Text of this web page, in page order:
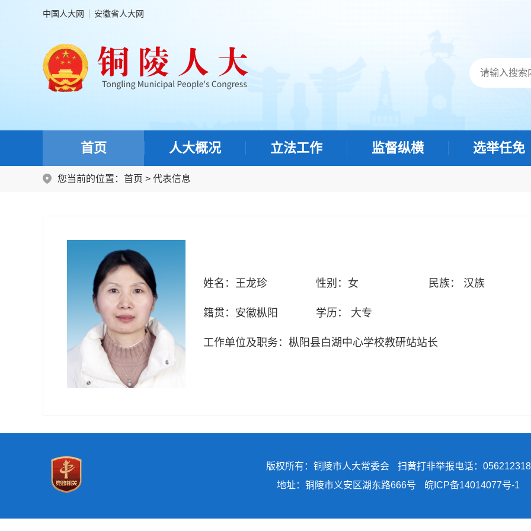
中国人大网 安徽省人大网
首页 人大概况 立法工作 监督纵横 选举任免
您当前的位置： 首页 > 代表信息
姓名： 王龙珍 性别： 女 民族： 汉族
籍贯： 安徽枞阳 学历： 大专
工作单位及职务： 枞阳县白湖中心学校教研站站长
版权所有：铜陵市人大常委会
扫黄打非举报电话：056212318
地址：铜陵市义安区湖东路666号
皖ICP备14014077号-1